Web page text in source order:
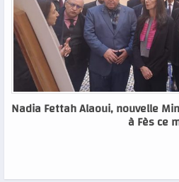
Nadia Fettah Alaoui, nouvelle
à Fès ce